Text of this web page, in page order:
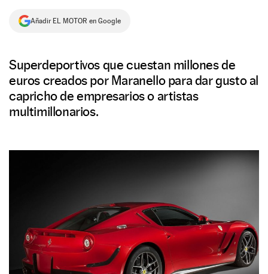
NEWSLETTER
Añadir EL MOTOR en Google
Superdeportivos que cuestan millones de
euros creados por Maranello para dar gusto al
capricho de empresarios o artistas
multimillonarios.